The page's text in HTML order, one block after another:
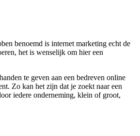
benoemd is internet marketing echt de
het is wenselijk om hier een
te geven aan een bedreven online
Zo kan het zijn dat je zoekt naar een
iedere onderneming, klein of groot,